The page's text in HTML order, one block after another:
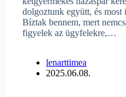
dolgoztunk együtt, és most
Bíztak bennem, mert
figyelek az ügyfelekre,…
lenarttimea
2025.06.08.